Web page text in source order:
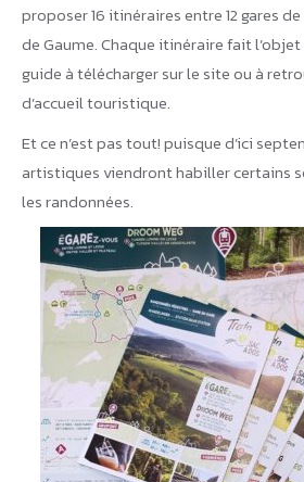
proposer 16 itinéraires entre 12 gares
de Gaume. Chaque itinéraire fait
guide à télécharger sur le site ou à
d’accueil touristique.
Et ce n’est pas tout! puisque d’ici
artistiques viendront habiller certains
les randonnées.